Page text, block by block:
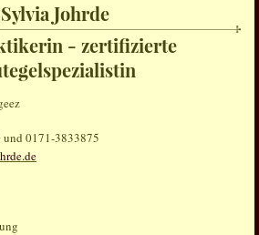
Sylvia Johrde
- zertifizierte
0171-3833875